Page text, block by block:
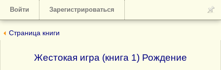
Войти Зарегистрироваться
Страница книги
Жестокая игра (книга 1) Рождение